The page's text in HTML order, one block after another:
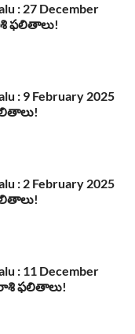
: 27 December
ఫలితాలు!
: 9 February 2025
: 2 February 2025
: 11 December
రాశి ఫలితాలు!